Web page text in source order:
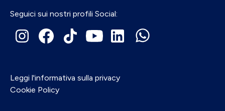
Seguici sui nostri profili Social:
Leggi l'informativa sulla privacy
Cookie Policy